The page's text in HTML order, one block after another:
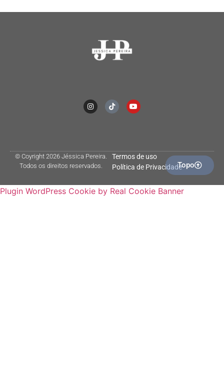
© Coyright 2026 Jéssica Pereira.
Todos os direitos reservados.
Termos de uso
Política de PrivacidadeTopo
Plugin WordPress Cookie by Real Cookie Banner